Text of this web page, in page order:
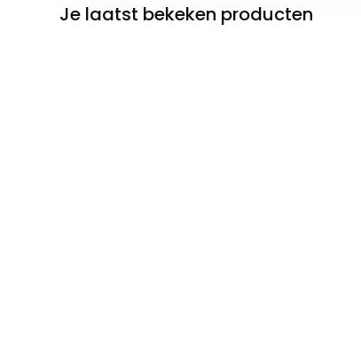
Je laatst bekeken producten